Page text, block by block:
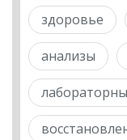
здоровье
анализы